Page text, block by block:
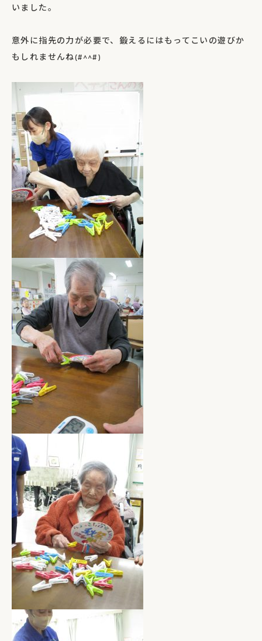
いました。
意外に指先の力が必要で、鍛えるにはもってこいの遊びか
もしれませんね(#^^#)